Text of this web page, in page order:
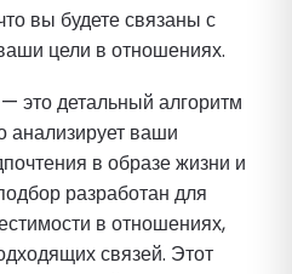
вы будете связаны с
цели в отношениях.
это детальный алгоритм
анализирует ваши
в образе жизни и
разработан для
в отношениях,
связей. Этот